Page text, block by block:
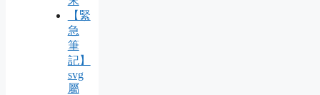
【緊
急
筆
記】
svg
屬